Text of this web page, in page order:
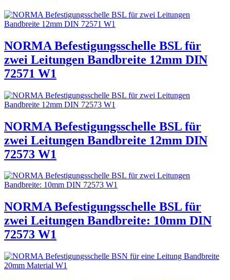
NORMA Befestigungsschelle BSL für
zwei Leitungen Bandbreite 12mm DIN
72571 W1
NORMA Befestigungsschelle BSL für
zwei Leitungen Bandbreite 12mm DIN
72573 W1
NORMA Befestigungsschelle BSL für
zwei Leitungen Bandbreite: 10mm DIN
72573 W1